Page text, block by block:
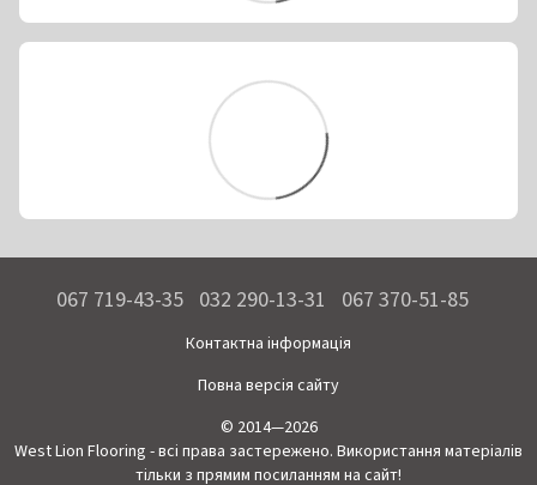
067 719-43-35 032 290-13-31 067 370-51-85
Контактна інформація
Повна версія сайту
© 2014—2026
West Lion Flooring - всі права застережено. Використання матеріалів
тільки з прямим посиланням на сайт!